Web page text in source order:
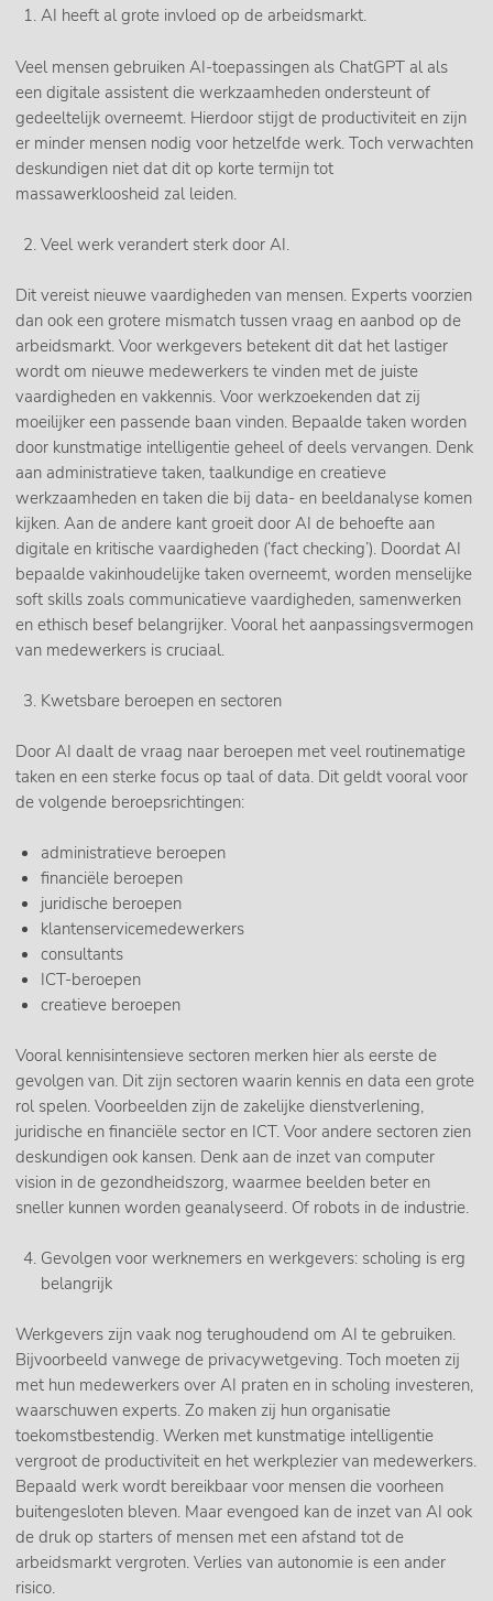
AI heeft al grote invloed op de arbeidsmarkt.
Veel mensen gebruiken AI-toepassingen als ChatGPT al als
een digitale assistent die werkzaamheden ondersteunt of
gedeeltelijk overneemt. Hierdoor stijgt de productiviteit en zijn
er minder mensen nodig voor hetzelfde werk. Toch verwachten
deskundigen niet dat dit op korte termijn tot
massawerkloosheid zal leiden.
Veel werk verandert sterk door AI.
Dit vereist nieuwe vaardigheden van mensen. Experts voorzien
dan ook een grotere mismatch tussen vraag en aanbod op de
arbeidsmarkt. Voor werkgevers betekent dit dat het lastiger
wordt om nieuwe medewerkers te vinden met de juiste
vaardigheden en vakkennis. Voor werkzoekenden dat zij
moeilijker een passende baan vinden. Bepaalde taken worden
door kunstmatige intelligentie geheel of deels vervangen. Denk
aan administratieve taken, taalkundige en creatieve
werkzaamheden en taken die bij data- en beeldanalyse komen
kijken. Aan de andere kant groeit door AI de behoefte aan
digitale en kritische vaardigheden (‘fact checking’). Doordat AI
bepaalde vakinhoudelijke taken overneemt, worden menselijke
soft skills zoals communicatieve vaardigheden, samenwerken
en ethisch besef belangrijker. Vooral het aanpassingsvermogen
van medewerkers is cruciaal.
Kwetsbare beroepen en sectoren
Door AI daalt de vraag naar beroepen met veel routinematige
taken en een sterke focus op taal of data. Dit geldt vooral voor
de volgende beroepsrichtingen:
administratieve beroepen
financiële beroepen
juridische beroepen
klantenservicemedewerkers
consultants
ICT-beroepen
creatieve beroepen
Vooral kennisintensieve sectoren merken hier als eerste de
gevolgen van. Dit zijn sectoren waarin kennis en data een grote
rol spelen. Voorbeelden zijn de zakelijke dienstverlening,
juridische en financiële sector en ICT. Voor andere sectoren zien
deskundigen ook kansen. Denk aan de inzet van computer
vision in de gezondheidszorg, waarmee beelden beter en
sneller kunnen worden geanalyseerd. Of robots in de industrie.
Gevolgen voor werknemers en werkgevers: scholing is erg
belangrijk
Werkgevers zijn vaak nog terughoudend om AI te gebruiken.
Bijvoorbeeld vanwege de privacywetgeving. Toch moeten zij
met hun medewerkers over AI praten en in scholing investeren,
waarschuwen experts. Zo maken zij hun organisatie
toekomstbestendig. Werken met kunstmatige intelligentie
vergroot de productiviteit en het werkplezier van medewerkers.
Bepaald werk wordt bereikbaar voor mensen die voorheen
buitengesloten bleven. Maar evengoed kan de inzet van AI ook
de druk op starters of mensen met een afstand tot de
arbeidsmarkt vergroten. Verlies van autonomie is een ander
risico.